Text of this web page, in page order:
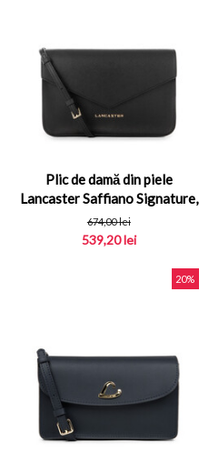
Plic de damă din piele
Lancaster Saffiano Signature,
negru 527-08
674,00 lei
539,20lei
20%